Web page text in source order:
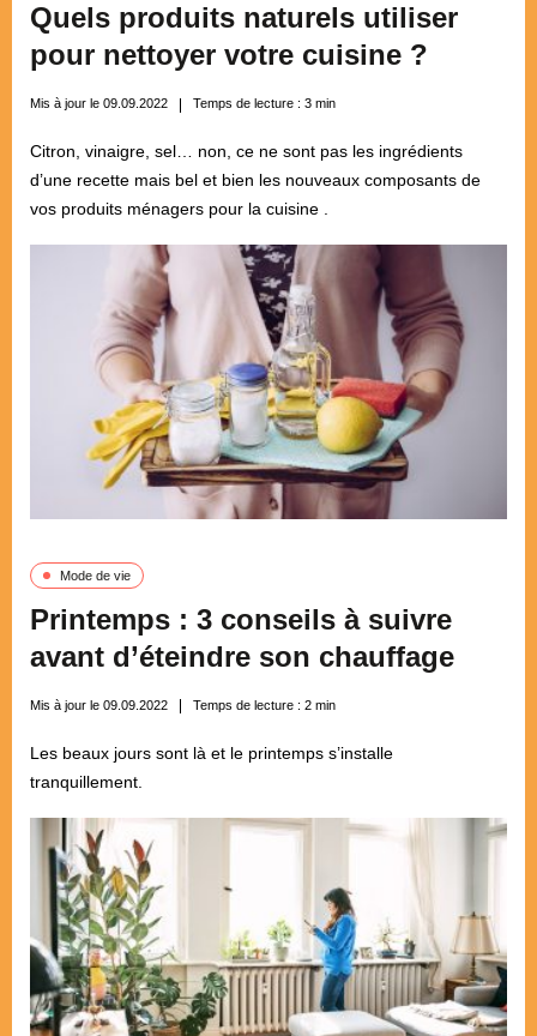
Quels produits naturels utiliser
pour nettoyer votre cuisine ?
Mis à jour le 09.09.2022 Temps de lecture : 3 min
Citron, vinaigre, sel… non, ce ne sont pas les ingrédients
d’une recette mais bel et bien les nouveaux composants de
vos produits ménagers pour la cuisine .
Mode de vie
Printemps : 3 conseils à suivre
avant d’éteindre son chauffage
Mis à jour le 09.09.2022 Temps de lecture : 2 min
Les beaux jours sont là et le printemps s’installe
tranquillement.